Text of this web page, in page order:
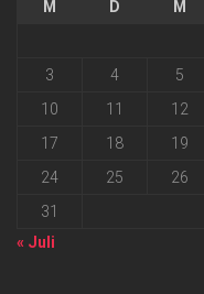
M D M
3
4 5
10
11 12
17
18 19
24
25 26
31
« Juli